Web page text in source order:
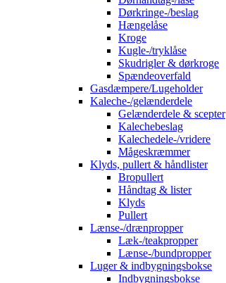
Dørkringe-/beslag
Hængelåse
Kroge
Kugle-/tryklåse
Skudrigler & dørkroge
Spændeoverfald
Gasdæmpere/Lugeholder
Kaleche-/gelænderdele
Gelænderdele & scepter
Kalechebeslag
Kalechedele-/vridere
Mågeskræmmer
Klyds, pullert & håndlister
Bropullert
Håndtag & lister
Klyds
Pullert
Lænse-/drænpropper
Læk-/teakpropper
Lænse-/bundpropper
Luger & indbygningsbokse
Indbygningsbokse